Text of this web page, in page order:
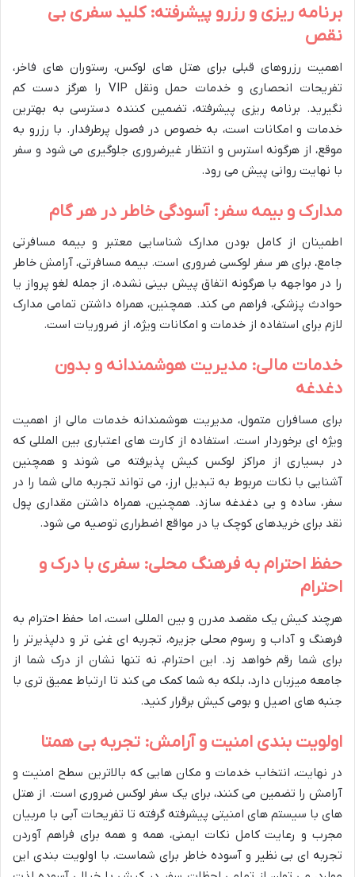
برنامه ریزی و رزرو پیشرفته: کلید سفری بی
نقص
اهمیت رزروهای قبلی برای هتل های لوکس، رستوران های فاخر،
تفریحات انحصاری و خدمات حمل ونقل VIP را هرگز دست کم
نگیرید. برنامه ریزی پیشرفته، تضمین کننده دسترسی به بهترین
خدمات و امکانات است، به خصوص در فصول پرطرفدار. با رزرو به
موقع، از هرگونه استرس و انتظار غیرضروری جلوگیری می شود و سفر
با نهایت روانی پیش می رود.
مدارک و بیمه سفر: آسودگی خاطر در هر گام
اطمینان از کامل بودن مدارک شناسایی معتبر و بیمه مسافرتی
جامع، برای هر سفر لوکسی ضروری است. بیمه مسافرتی، آرامش خاطر
را در مواجهه با هرگونه اتفاق پیش بینی نشده، از جمله لغو پرواز یا
حوادث پزشکی، فراهم می کند. همچنین، همراه داشتن تمامی مدارک
لازم برای استفاده از خدمات و امکانات ویژه، از ضروریات است.
خدمات مالی: مدیریت هوشمندانه و بدون
دغدغه
برای مسافران متمول، مدیریت هوشمندانه خدمات مالی از اهمیت
ویژه ای برخوردار است. استفاده از کارت های اعتباری بین المللی که
در بسیاری از مراکز لوکس کیش پذیرفته می شوند و همچنین
آشنایی با نکات مربوط به تبدیل ارز، می تواند تجربه مالی شما را در
سفر، ساده و بی دغدغه سازد. همچنین، همراه داشتن مقداری پول
نقد برای خریدهای کوچک یا در مواقع اضطراری توصیه می شود.
حفظ احترام به فرهنگ محلی: سفری با درک و
احترام
هرچند کیش یک مقصد مدرن و بین المللی است، اما حفظ احترام به
فرهنگ و آداب و رسوم محلی جزیره، تجربه ای غنی تر و دلپذیرتر را
برای شما رقم خواهد زد. این احترام، نه تنها نشان از درک شما از
جامعه میزبان دارد، بلکه به شما کمک می کند تا ارتباط عمیق تری با
جنبه های اصیل و بومی کیش برقرار کنید.
اولویت بندی امنیت و آرامش: تجربه بی همتا
در نهایت، انتخاب خدمات و مکان هایی که بالاترین سطح امنیت و
آرامش را تضمین می کنند، برای یک سفر لوکس ضروری است. از هتل
های با سیستم های امنیتی پیشرفته گرفته تا تفریحات آبی با مربیان
مجرب و رعایت کامل نکات ایمنی، همه و همه برای فراهم آوردن
تجربه ای بی نظیر و آسوده خاطر برای شماست. با اولویت بندی این